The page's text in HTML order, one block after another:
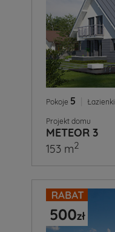
Pokoje 5 Łazienki
Projekt domu
METEOR 3
153 m2